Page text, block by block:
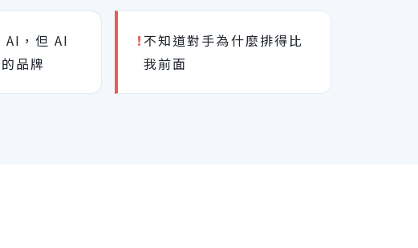
AI，但 AI
品牌
! 不知道對手為什麼排得比
我前面